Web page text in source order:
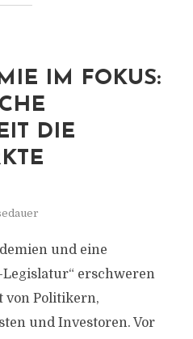
IM FOKUS:
DIE
und eine
erschweren
von Politikern,
und Investoren. Vor